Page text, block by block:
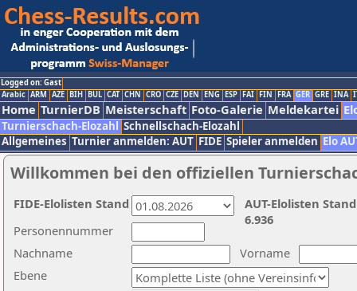
Logged on: Gast
Arabic ARM AZE BIH BUL CAT CHN CRO CZE DEN ENG ESP FAI FIN FRA GER GRE INA
Home TurnierDB Meisterschaft Foto-Galerie Meldekartei
Turnierschach-Elozahl Schnellschach-Elozahl
Allgemeines Turnier anmelden: AUT FIDE Spieler anmelden Elo
Willkommen bei den offiziellen
Nachname
Vorname
Ebene
Personennummer
AUT-Elolisten
6.936
FIDE-Elolisten Stand